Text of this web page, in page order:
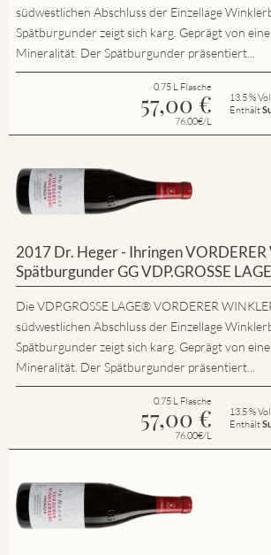
südwestlichen Abschluss der Einzellage
Spätburgunder zeigt sich karg. Geprägt von
Mineralität. Der Spätburgunder präsentiert...
0.75 L Flasche
57,00 €
76.00€/L
13.5 % Vol
Enthält
2017 Dr. Heger - Ihringen
Spätburgunder GG VDP.GROSSE LAGE
Die VDP.GROSSE LAGE® VORDERER
südwestlichen Abschluss der Einzellage
Spätburgunder zeigt sich karg. Geprägt von
Mineralität. Der Spätburgunder präsentiert...
0.75 L Flasche
57,00 €
76.00€/L
13.5 % Vol
Enthält